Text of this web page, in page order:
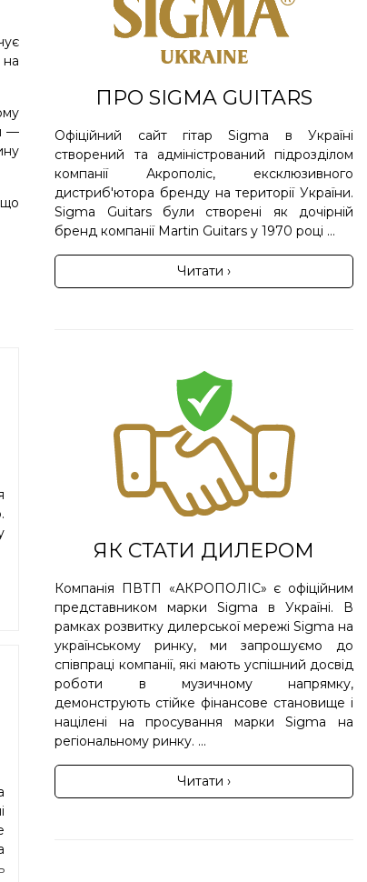
—
ПРО SIGMA GUITARS
Офіційний сайт гітар Sigma в Україні
створений та адміністрований підрозділом
компанії Акрополіс, ексклюзивного
дистриб'ютора бренду на території України.
Sigma Guitars були створені як дочірній
бренд компанії Martin Guitars у 1970 році ...
Читати ›
ЯК СТАТИ ДИЛЕРОМ
Компанія ПВТП «АКРОПОЛІС» є офіційним
представником марки Sigma в Україні. В
рамках розвитку дилерської мережі Sigma на
українському ринку, ми запрошуємо до
співпраці компанії, які мають успішний досвід
роботи в музичному напрямку,
демонструють стійке фінансове становище і
націлені на просування марки Sigma на
регіональному ринку. ...
Читати ›